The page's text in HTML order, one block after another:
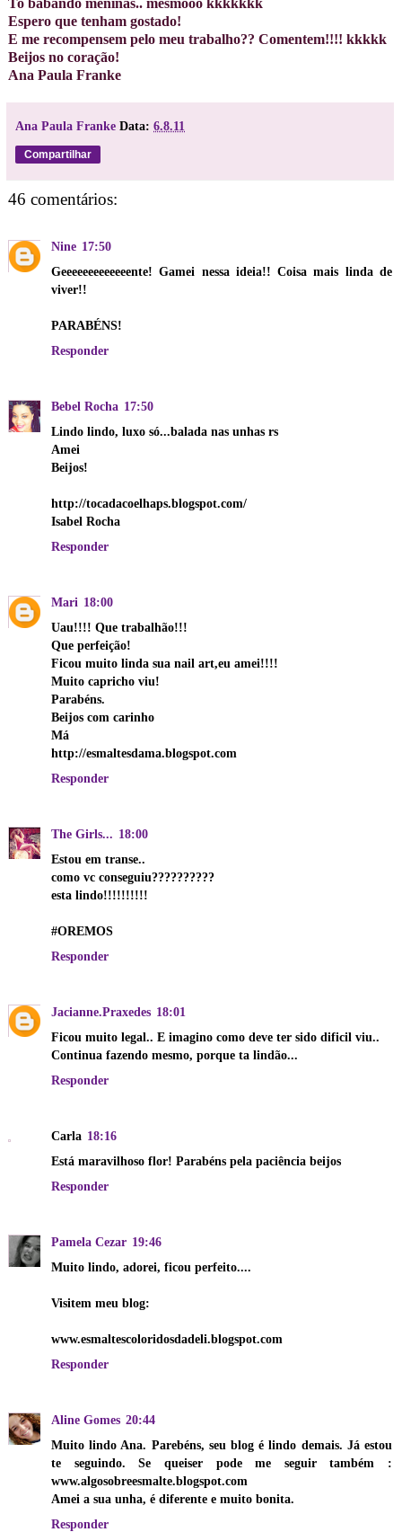
To babando meninas.. mesmooo kkkkkkk
Espero que tenham gostado!
E me recompensem pelo meu trabalho?? Comentem!!!! kkkkk
Beijos no coração!
Ana Paula Franke
Ana Paula Franke Data: 6.8.11
Compartilhar
46 comentários:
Nine 17:50
Geeeeeeeeeeeeente! Gamei nessa ideia!! Coisa mais linda de
viver!!
PARABÉNS!
Responder
Bebel Rocha 17:50
Lindo lindo, luxo só...balada nas unhas rs
Amei
Beijos!
http://tocadacoelhaps.blogspot.com/
Isabel Rocha
Responder
Mari 18:00
Uau!!!! Que trabalhão!!!
Que perfeição!
Ficou muito linda sua nail art,eu amei!!!!
Muito capricho viu!
Parabéns.
Beijos com carinho
Má
http://esmaltesdama.blogspot.com
Responder
The Girls... 18:00
Estou em transe..
como vc conseguiu??????????
esta lindo!!!!!!!!!!
#OREMOS
Responder
Jacianne.Praxedes 18:01
Ficou muito legal.. E imagino como deve ter sido dificil viu..
Continua fazendo mesmo, porque ta lindão...
Responder
Carla 18:16
Está maravilhoso flor! Parabéns pela paciência beijos
Responder
Pamela Cezar 19:46
Muito lindo, adorei, ficou perfeito....
Visitem meu blog:
www.esmaltescoloridosdadeli.blogspot.com
Responder
Aline Gomes 20:44
Muito lindo Ana. Parebéns, seu blog é lindo demais. Já estou
te seguindo. Se queiser pode me seguir também :
www.algosobreesmalte.blogspot.com
Amei a sua unha, é diferente e muito bonita.
Responder